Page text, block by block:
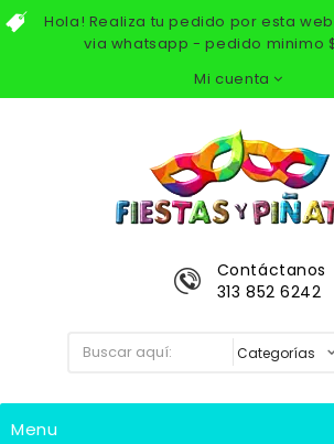
Hola! Realiza tu pedido por esta
via whatsapp - pedido minimo
Mi cuenta
Contáctanos
313 852 6242
Menu